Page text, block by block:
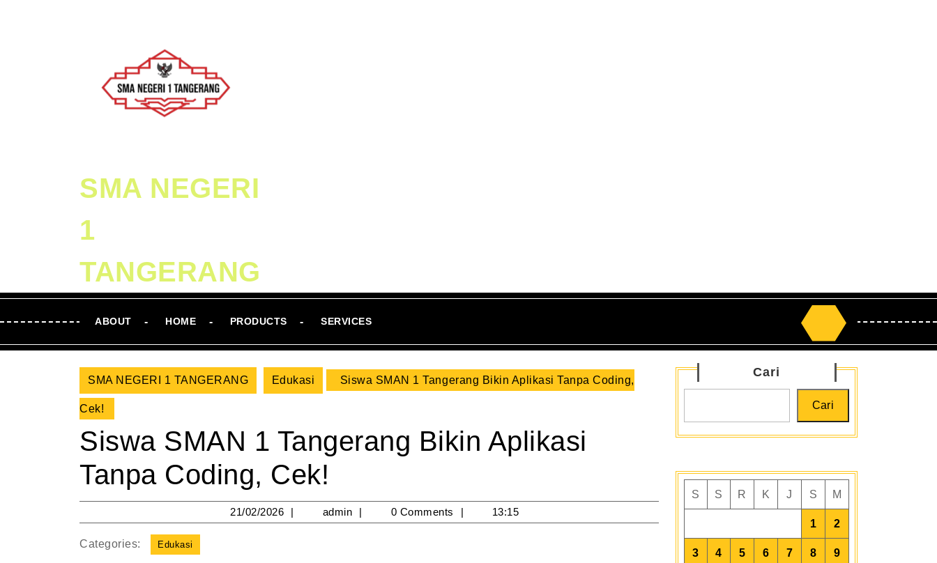
SMA NEGERI
1
TANGERANG
ABOUT HOME PRODUCTS SERVICES
Search
for:
SMA NEGERI 1 TANGERANG Edukasi Siswa SMAN 1 Tangerang Bikin Aplikasi Tanpa Coding,
Cek!
Siswa SMAN 1 Tangerang Bikin Aplikasi
Tanpa Coding, Cek!
21/02/2026 21/02/2026
admin admin0 Comments 13:15
Categories: Edukasi
Cari
Cari
S S R K J S M
1 2
3 4 5 6 7 8 9